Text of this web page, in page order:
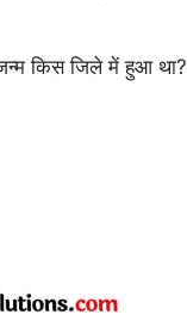
किस जिले में हुआ था?